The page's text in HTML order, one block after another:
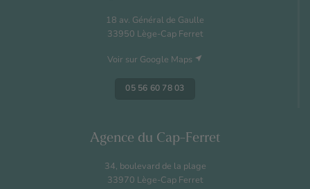
18 av. Général de Gaulle
33950 Lège-Cap Ferret
Voir sur Google Maps near_me
05 56 60 78 03
Agence du Cap-Ferret
34, boulevard de la plage
33970 Lège-Cap Ferret